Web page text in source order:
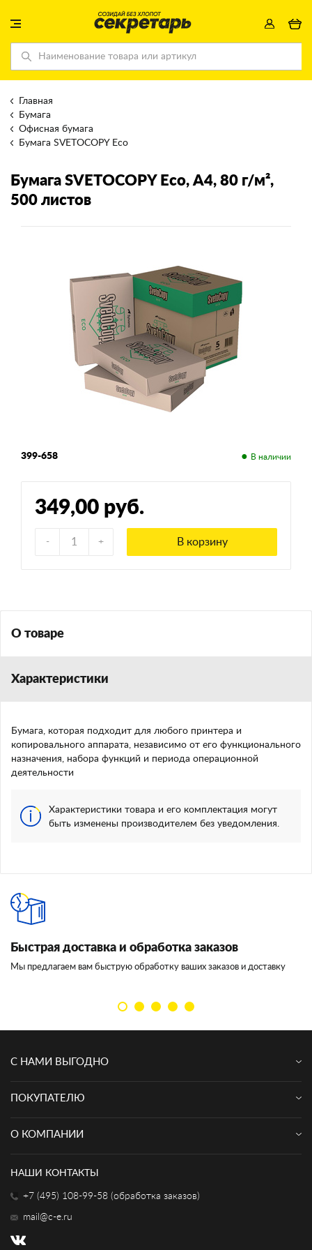
Главная
Бумага
Офисная бумага
Бумага SVETOCOPY Eco
Бумага SVETOCOPY Eco, А4, 80 г/м²,
500 листов
399-658
349,00 руб.
В корзину
О товаре
Характеристики
Бумага, которая подходит для любого принтера и
копировального аппарата, независимо от его функционального
назначения, набора функций и периода операционной
деятельности
Характеристики товара и его комплектация могут
быть изменены производителем без уведомления.
Быстрая доставка и обработка заказов
Мы предлагаем вам быструю обработку ваших заказов и доставку
С НАМИ ВЫГОДНО
ПОКУПАТЕЛЮ
О КОМПАНИИ
НАШИ КОНТАКТЫ
+7 (495) 108-99-58 (обработка заказов)
mail@c-e.ru